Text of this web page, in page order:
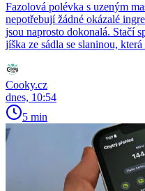
Fazolová polévka s uzeným
nepotřebují žádné okázalé
jsou naprosto dokonalá. Stačí
jíška ze sádla se slaninou,
Cooky.cz
dnes, 10:54
5 min